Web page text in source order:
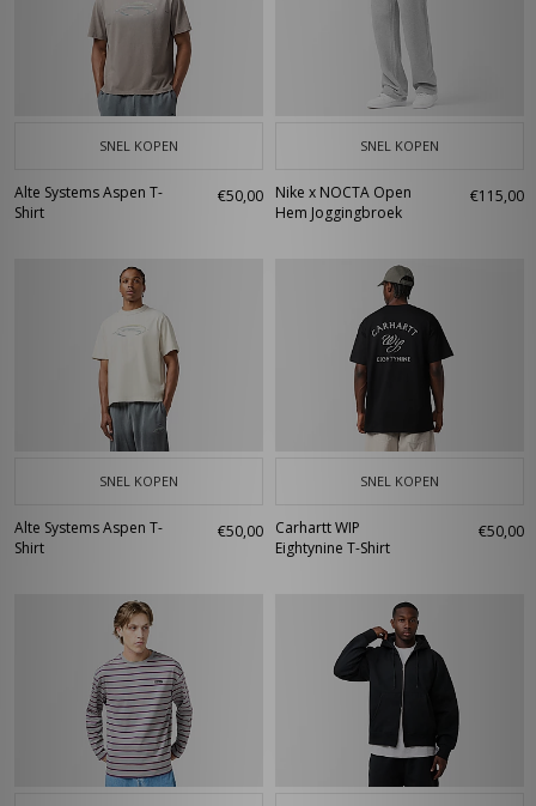
SNEL KOPEN
Alte Systems Aspen T-
Shirt
€50,00
SNEL KOPEN
Nike x NOCTA Open
Hem Joggingbroek
€115,00
SNEL KOPEN
Alte Systems Aspen T-
Shirt
€50,00
SNEL KOPEN
Carhartt WIP
Eightynine T-Shirt
€50,00